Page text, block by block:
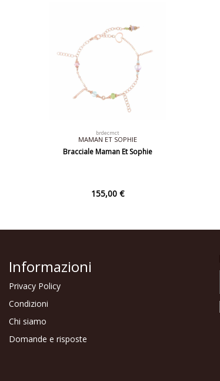
brdecmct
MAMAN ET SOPHIE
Bracciale Maman Et Sophie
155,00 €
Informazioni
Privacy Policy
Condizioni
Chi siamo
Domande e risposte